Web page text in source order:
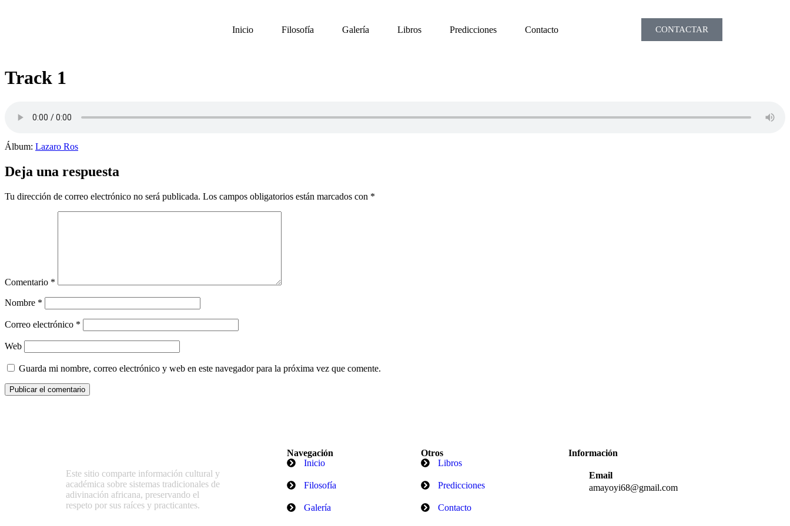
Inicio Filosofía Galería Libros Predicciones Contacto CONTACTAR
Track 1
Álbum: Lazaro Ros
Deja una respuesta
Tu dirección de correo electrónico no será publicada. Los campos obligatorios están marcados con *
Comentario *
Nombre *
Correo electrónico *
Web
Guarda mi nombre, correo electrónico y web en este navegador para la próxima vez que comente.
Este sitio comparte información cultural y
académica sobre sistemas tradicionales de
adivinación africana, preservando el
respeto por sus raíces y practicantes.
Navegación
Inicio
Filosofía
Galería
Otros
Libros
Predicciones
Contacto
Información
Email
amayoyi68@gmail.com